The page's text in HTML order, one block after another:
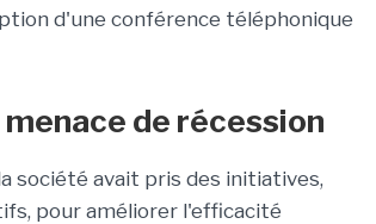
d'une conférence téléphonique
de récession
société avait pris des initiatives,
pour améliorer l'efficacité